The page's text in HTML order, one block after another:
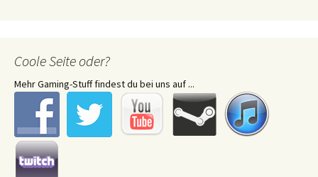
Coole Seite oder?
Mehr Gaming-Stuff findest du bei uns auf ...